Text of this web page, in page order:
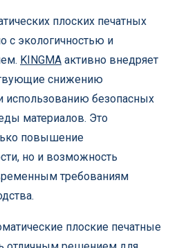
плоских печатных
с экологичностью и
KINGMA активно внедряет
снижению
использованию безопасных
материалов. Это
повышение
но и возможность
требованиям
плоские печатные